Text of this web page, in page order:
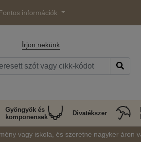
információk
Írjon nekünk
Gyöngyök és
komponensek
Divatékszer
vagy iskola, és szeretne nagyker áron